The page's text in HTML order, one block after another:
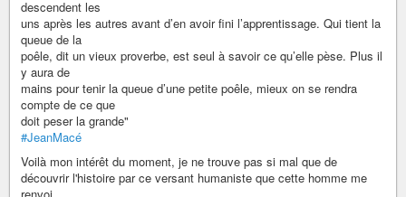
descendent les
uns après les autres avant d’en avoir fini l’apprentissage. Qui tient la
queue de la
poêle, dit un vieux proverbe, est seul à savoir ce qu’elle pèse. Plus il
y aura de
mains pour tenir la queue d’une petite poêle, mieux on se rendra
compte de ce que
doit peser la grande"
#JeanMacé
Voilà mon intérêt du moment, je ne trouve pas si mal que de
découvrir l'histoire par ce versant humaniste que cette homme me